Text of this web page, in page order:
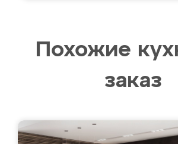
Похожие
заказ